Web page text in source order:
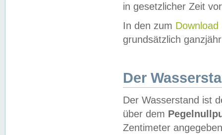
in gesetzlicher Zeit
In den zum Download
grundsätzlich
Der
Der Wasserstand ist
über dem
Zentimeter